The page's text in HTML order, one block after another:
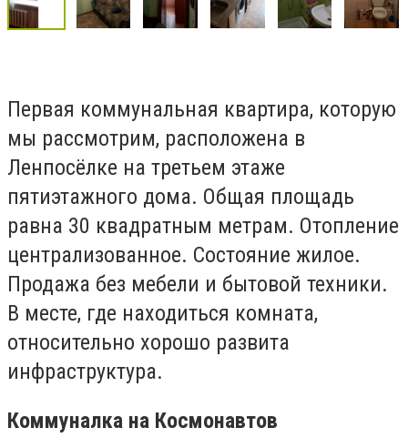
Первая коммунальная квартира, которую
мы рассмотрим, расположена в
Ленпосёлке на третьем этаже
пятиэтажного дома. Общая площадь
равна 30 квадратным метрам. Отопление
централизованное. Состояние жилое.
Продажа без мебели и бытовой техники.
В месте, где находиться комната,
относительно хорошо развита
инфраструктура.
Коммуналка на Космонавтов